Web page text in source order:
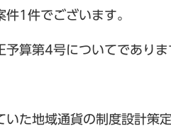
1件でございます。
算第4号についてでありま
た地域通貨の制度設計策